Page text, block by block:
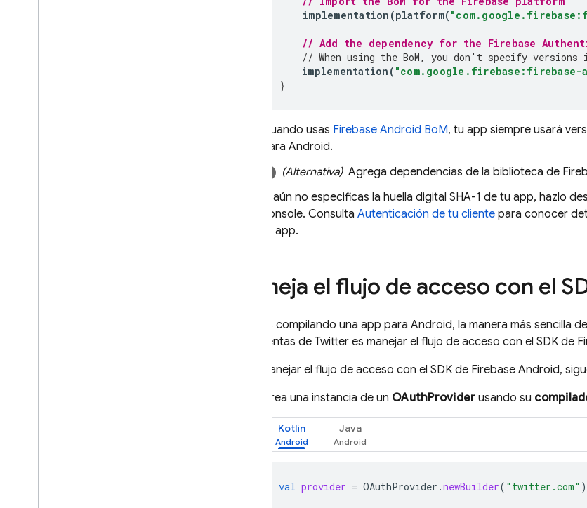
implementation (platform(
// Add the dependency for the Firebase
// When using the BoM, you don't specify versions
implementation ( "com.google.firebase:firebase-
}
Cuando usas Firebase Android BoM, tu app siempre usará
para Android.
(Alternativa)Agrega dependencias de la biblioteca de
Si aún no especificas la huella digital SHA-1 de tu app, hazlo
console. Consulta Autenticación de tu cliente para conocer
tu app.
Maneja el flujo de acceso con el
Si estás compilando una app para Android, la manera más sencilla
sus cuentas de Twitter es manejar el flujo de acceso con el SDK de
Para manejar el flujo de acceso con el SDK de Firebase Android,
Crea una instancia de un OAuthProvider usando su
Kotlin Java
val provider = OAuthProvider .newBuilder( "twitter.com" )